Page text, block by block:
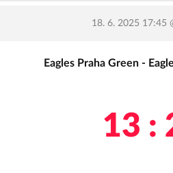
18. 6. 2025 17:45
Eagles Praha Green -
13 :